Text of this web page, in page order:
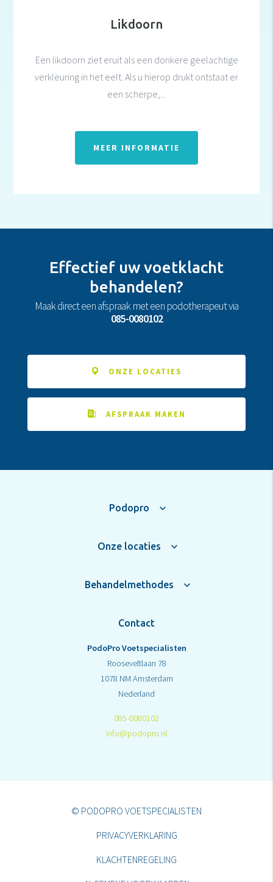
Likdoorn
Een likdoorn ziet eruit als een donkere geelachtige
verkleuring in het eelt. Als u hierop drukt ontstaat er
een scherpe,...
MEER INFORMATIE
Effectief uw voetklacht
behandelen?
Maak direct een afspraak met een podotherapeut via
085-0080102
ONZE LOCATIES
AFSPRAAK MAKEN
Podopro
Onze locaties
Behandelmethodes
Contact
PodoPro Voetspecialisten
Rooseveltlaan 78
1078 NM Amsterdam
Nederland
085-0080102
info@podopro.nl
© PODOPRO VOETSPECIALISTEN
PRIVACYVERKLARING
KLACHTENREGELING